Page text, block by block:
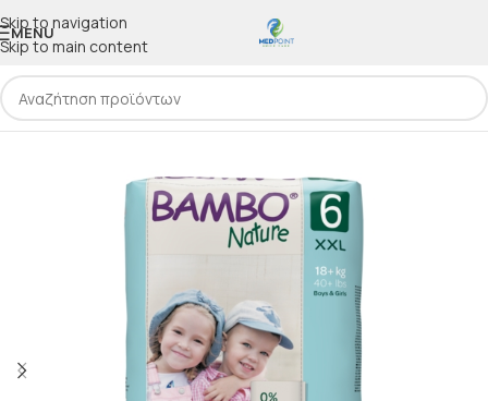
Skip to navigation
Skip to main content
MENU